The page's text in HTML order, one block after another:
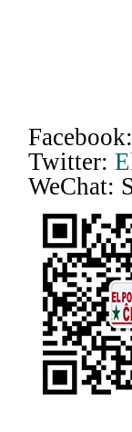
Facebook:
Twitter:
WeChat: